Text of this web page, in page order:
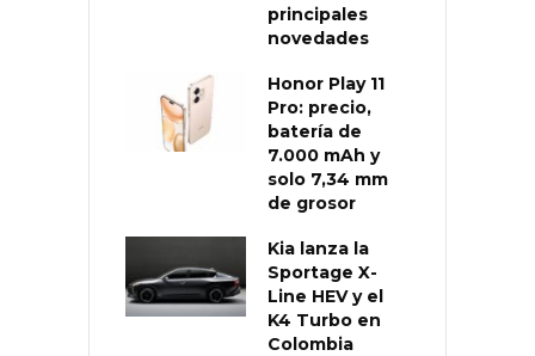
principales
novedades
Honor Play 11
Pro: precio,
batería de
7.000 mAh y
solo 7,34 mm
de grosor
Kia lanza la
Sportage X-
Line HEV y el
K4 Turbo en
Colombia